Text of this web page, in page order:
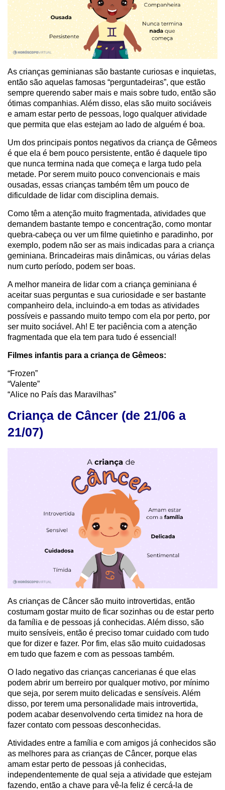
As crianças geminianas são bastante curiosas e inquietas,
então são aquelas famosas “perguntadeiras”, que estão
sempre querendo saber mais e mais sobre tudo, então são
ótimas companhias. Além disso, elas são muito sociáveis
e amam estar perto de pessoas, logo qualquer atividade
que permita que elas estejam ao lado de alguém é boa.
Um dos principais pontos negativos da criança de Gêmeos
é que ela é bem pouco persistente, então é daquele tipo
que nunca termina nada que começa e larga tudo pela
metade. Por serem muito pouco convencionais e mais
ousadas, essas crianças também têm um pouco de
dificuldade de lidar com disciplina demais.
Como têm a atenção muito fragmentada, atividades que
demandem bastante tempo e concentração, como montar
quebra-cabeça ou ver um filme quietinho e paradinho, por
exemplo, podem não ser as mais indicadas para a criança
geminiana. Brincadeiras mais dinâmicas, ou várias delas
num curto período, podem ser boas.
A melhor maneira de lidar com a criança geminiana é
aceitar suas perguntas e sua curiosidade e ser bastante
companheiro dela, incluindo-a em todas as atividades
possíveis e passando muito tempo com ela por perto, por
ser muito sociável. Ah! E ter paciência com a atenção
fragmentada que ela tem para tudo é essencial!
Filmes infantis para a criança de Gêmeos:
“Frozen”
“Valente”
“Alice no País das Maravilhas”
Criança de Câncer (de 21/06 a
21/07)
As crianças de Câncer são muito introvertidas, então
costumam gostar muito de ficar sozinhas ou de estar perto
da família e de pessoas já conhecidas. Além disso, são
muito sensíveis, então é preciso tomar cuidado com tudo
que for dizer e fazer. Por fim, elas são muito cuidadosas
em tudo que fazem e com as pessoas também.
O lado negativo das crianças cancerianas é que elas
podem abrir um berreiro por qualquer motivo, por mínimo
que seja, por serem muito delicadas e sensíveis. Além
disso, por terem uma personalidade mais introvertida,
podem acabar desenvolvendo certa timidez na hora de
fazer contato com pessoas desconhecidas.
Atividades entre a família e com amigos já conhecidos são
as melhores para as crianças de Câncer, porque elas
amam estar perto de pessoas já conhecidas,
independentemente de qual seja a atividade que estejam
fazendo, então a chave para vê-la feliz é cercá-la de